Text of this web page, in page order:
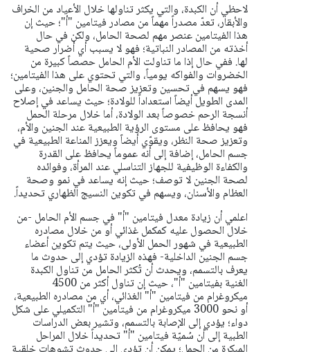
لاحظي أن الكبدة، والتي يكثر تناولها خلال الأعياد من الخراف
والأبقار، تعدّ مصدراً مهماً من مصادر فيتامين "أ"؛ حيث إن
هذا الفيتامين عنصر مهم لصحة الحامل، ولكن في حال
أخذته من المصادر النباتية؛ فهو لا يسبب أي أضرار صحية
لها. ففي حال إذا ما تناولت الأم الحامل حصصاً كبيرة من
الخضروات والفواكه يومياً، والتي تحتوي على هذا الفيتامين؛
فهو يسهم في تحسين وتعزيز صحة الحامل والجنين، وعلى
المدى الطويل أيضاً استعداداً للولادة؛ حيث يساعد في إصلاح
أنسجة الرحم خصوصاً بعد الولادة، أما خلال مرحلة الحمل
فهو يحافظ على مستوى الرؤية الطبيعية عند الجنين والأم،
وتعزيز صحة النظر، ويقوّي أيضاً ويعزز المناعة الطبيعية في
جسم الحامل، إضافة إلى أنه عموماً يحافظ على القدرة
والكفاءة الوظيفية للجهاز التناسلي عند المرأة، وفوائده
لصحة الجنين لا توصف؛ حيث إنه يساعد في نمو وصحة
العظام والأسنان، ويسهم في تكوين النسيج الظهاري تحديداً.
اعلمي أن زيادة معدل فيتامين "أ" في جسم الأم الحامل -من
خلال الحصول عليه كمكمل غذائي أو من خلال مصادره
الطبيعية في شهور الحمل الأولى، حيث يتم تكوين أعضاء
جسم الجنين الداخلية- فهذه الزيادة تؤدي إلى حدوث ما
يعرف بالتسمم، ويحدث أن تُكثر الحامل من تناول الكبدة
الغنية بفيتامين "أ"، حيث إن تناول أكثر من 4500
ميكروغرام من فيتامين "أ" الغذائي، أي من مصادره الطبيعية،
أو نحو 3000 ميكروغرام من فيتامين "أ" التكميلي على شكل
دواء؛ يؤدي إلى الإصابة بالتسمم، وتشير بعض الدراسات
الطبية إلى أن سُميّة فيتامين "أ" تحديداً خلال المراحل